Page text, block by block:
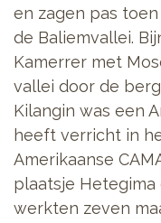
en zagen pas
de Baliemvallei.
Kamerrer met
vallei door de
Kilangin was een
heeft verricht in
Amerikaanse
plaatsje
werkten zeven